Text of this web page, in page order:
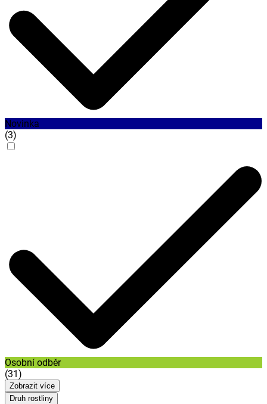
Novinka
(3)
Osobní odběr
(31 )
Zobrazit více
Druh rostliny